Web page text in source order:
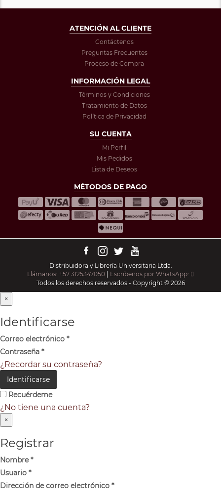
ATENCIÓN AL CLIENTE
Contáctenos
Preguntas Frecuentes
Proceso de Compra
INFORMACIÓN LEGAL
Términos y Condiciones
Tratamiento de Datos
Política de Privacidad
SU CUENTA
Mi Perfil
Mis Pedidos
Lista de Deseos
MÉTODOS DE PAGO
Distribuidora y Librería Universitaria Ltda.
Llámanos: +57 3125347050 | Escríbenos por WhatsApp:
Todos los derechos reservados - Copyright © 2026
×
Identificarse
Correo electrónico *
Contraseña *
¿Recordar su contraseña?
Identificarse
Recuérdeme
¿No tiene una cuenta?
×
Registrar
Nombre*
Usuario *
Dirección de correo electrónico *